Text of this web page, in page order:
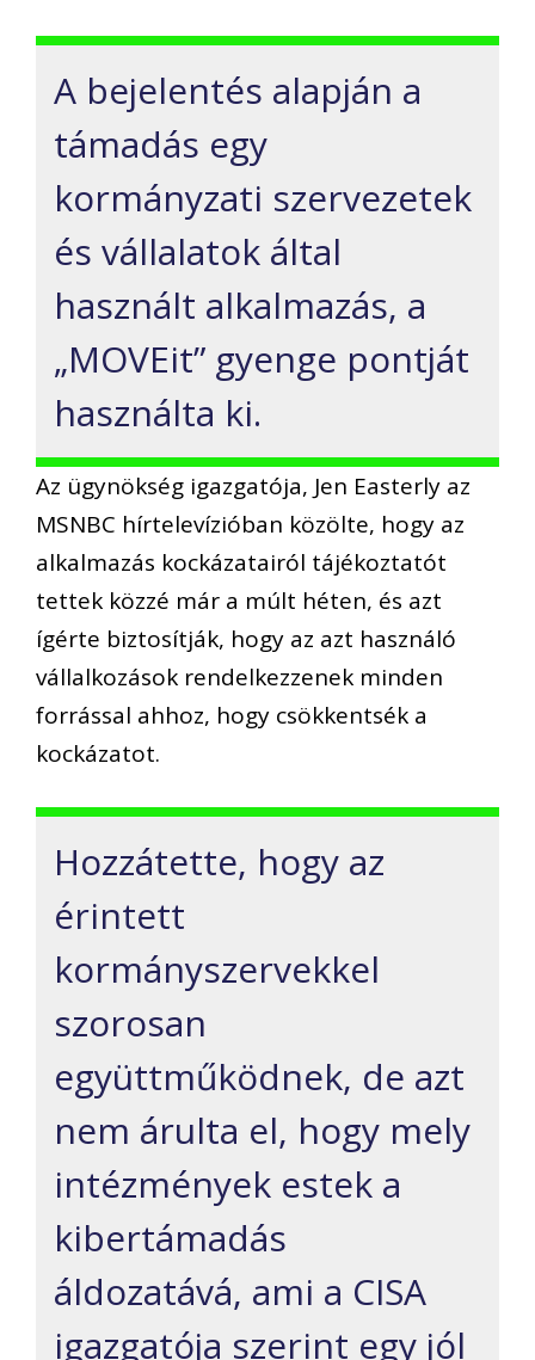
A bejelentés alapján a
támadás egy
kormányzati szervezetek
és vállalatok által
használt alkalmazás, a
„MOVEit” gyenge pontját
használta ki.
Az ügynökség igazgatója, Jen Easterly az
MSNBC hírtelevízióban közölte, hogy az
alkalmazás kockázatairól tájékoztatót
tettek közzé már a múlt héten, és azt
ígérte biztosítják, hogy az azt használó
vállalkozások rendelkezzenek minden
forrással ahhoz, hogy csökkentsék a
kockázatot.
Hozzátette, hogy az
érintett
kormányszervekkel
szorosan
együttműködnek, de azt
nem árulta el, hogy mely
intézmények estek a
kibertámadás
áldozatává, ami a CISA
igazgatója szerint egy jól